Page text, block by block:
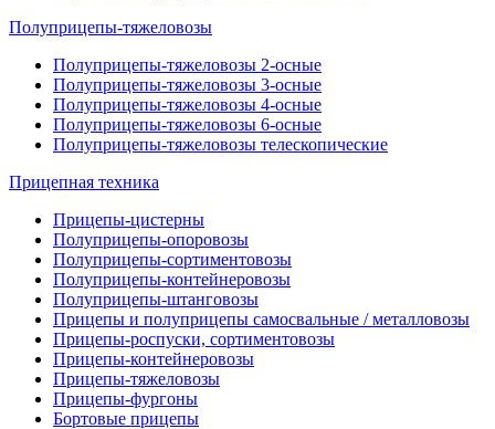
Полуприцепы-тяжеловозы
Полуприцепы-тяжеловозы 2-осные
Полуприцепы-тяжеловозы 3-осные
Полуприцепы-тяжеловозы 4-осные
Полуприцепы-тяжеловозы 6-осные
Полуприцепы-тяжеловозы телескопические
Прицепная техника
Прицепы-цистерны
Полуприцепы-опоровозы
Полуприцепы-сортиментовозы
Полуприцепы-контейнеровозы
Полуприцепы-штанговозы
Прицепы и полуприцепы самосвальные / металловозы
Прицепы-роспуски, сортиментовозы
Прицепы-контейнеровозы
Прицепы-тяжеловозы
Прицепы-фургоны
Бортовые прицепы